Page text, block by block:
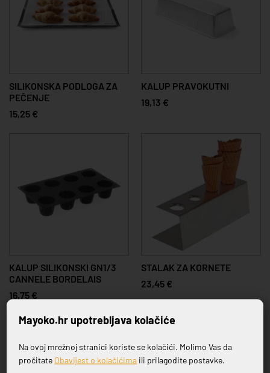
SILIKONSKA PODLOGA ZA
PEČENJE
15,25 €
KALUP PRAVOKUTNI
19,13 €
KALUP SILIKONSKI GN1/3
CANNELE BORDELAIS
16,75 €
STALAK ZA KORNETE
23,45 €
Prijavite se na naš newsletter
Mayoko.hr upotrebljava kolačiće
Na ovoj mrežnoj stranici koriste se kolačići. Molimo Vas da
pročitate Obavijest o kolačićima ili prilagodite postavke.